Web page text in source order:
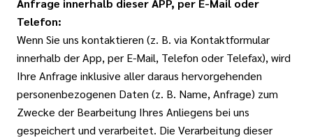
Anfrage innerhalb dieser APP, per E-Mail oder
Telefon:
Wenn Sie uns kontaktieren (z. B. via Kontaktformular
innerhalb der App, per E-Mail, Telefon oder Telefax), wird
Ihre Anfrage inklusive aller daraus hervorgehenden
personenbezogenen Daten (z. B. Name, Anfrage) zum
Zwecke der Bearbeitung Ihres Anliegens bei uns
gespeichert und verarbeitet. Die Verarbeitung dieser